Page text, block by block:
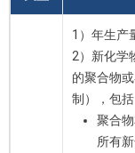
1）年生产
2）新化学
的聚合物
制），包括
聚合
所有